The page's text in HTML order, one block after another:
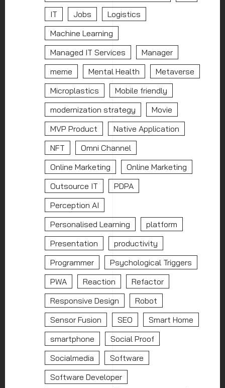
IT
Jobs
Logistics
Machine Learning
Managed IT Services
Manager
meme
Mental Health
Metaverse
Microplastics
Mobile friendly
modernization strategy
Movie
MVP Product
Native Application
NFT
Omni Channel
Online Marketing
Online Marketing
Outsource IT
PDPA
Perception AI
Personalised Learning
platform
Presentation
productivity
Programmer
Psychological Triggers
PWA
Reaction
Refactor
Responsive Design
Robot
Sensor Fusion
SEO
Smart Home
smartphone
Social Proof
Socialmedia
Software
Software Developer